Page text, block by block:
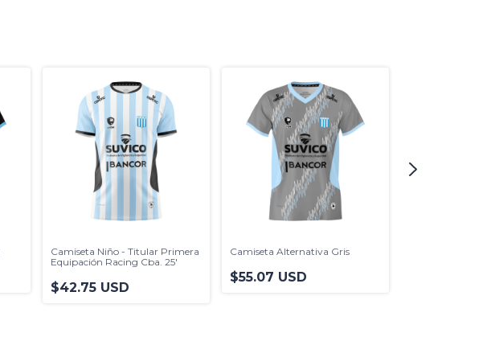
Camiseta Niño - Titular Primera
Equipación Racing Cba. 25'
$42.75 USD
Camiseta Alternativa Gris
$55.07 USD